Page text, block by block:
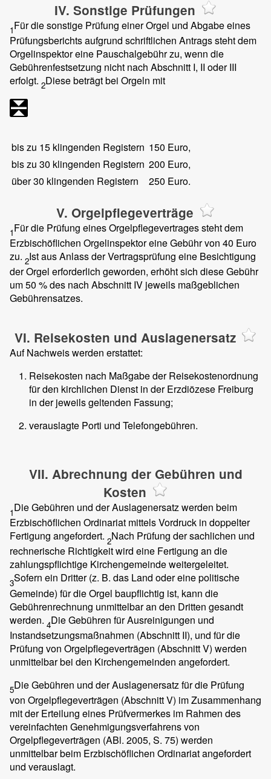
IV. Sonstige Prüfungen
1Für die sonstige Prüfung einer Orgel und Abgabe eines
Prüfungsberichts aufgrund schriftlichen Antrags steht dem
Orgelinspektor eine Pauschalgebühr zu, wenn die
Gebührenfestsetzung nicht nach Abschnitt I, II oder III
erfolgt. 2Diese beträgt bei Orgeln mit
bis zu 15 klingenden Registern 150 Euro,
bis zu 30 klingenden Registern 200 Euro,
über 30 klingenden Registern
250 Euro.
V. Orgelpflegeverträge
1Für die Prüfung eines Orgelpflegevertrages steht dem
Erzbischöflichen Orgelinspektor eine Gebühr von 40 Euro
zu. 2Ist aus Anlass der Vertragsprüfung eine Besichtigung
der Orgel erforderlich geworden, erhöht sich diese Gebühr
um 50 % des nach Abschnitt IV jeweils maßgeblichen
Gebührensatzes.
VI. Reisekosten und Auslagenersatz
Auf Nachweis werden erstattet:
Reisekosten nach Maßgabe der Reisekostenordnung
für den kirchlichen Dienst in der Erzdiözese Freiburg
in der jeweils geltenden Fassung;
verauslagte Porti und Telefongebühren.
VII. Abrechnung der Gebühren und
Kosten
1Die Gebühren und der Auslagenersatz werden beim
Erzbischöflichen Ordinariat mittels Vordruck in doppelter
Fertigung angefordert. 2Nach Prüfung der sachlichen und
rechnerische Richtigkeit wird eine Fertigung an die
zahlungspflichtige Kirchengemeinde weitergeleitet.
3Sofern ein Dritter (z. B. das Land oder eine politische
Gemeinde) für die Orgel baupflichtig ist, kann die
Gebührenrechnung unmittelbar an den Dritten gesandt
werden. 4Die Gebühren für Ausreinigungen und
Instandsetzungsmaßnahmen (Abschnitt II), und für die
Prüfung von Orgelpflegeverträgen (Abschnitt V) werden
unmittelbar bei den Kirchengemeinden angefordert.
5Die Gebühren und der Auslagenersatz für die Prüfung
von Orgelpflegeverträgen (Abschnitt V) im Zusammenhang
mit der Erteilung eines Prüfvermerkes im Rahmen des
vereinfachten Genehmigungsverfahrens von
Orgelpflegeverträgen (ABl. 2005, S. 75) werden
unmittelbar beim Erzbischöflichen Ordinariat angefordert
und verauslagt.